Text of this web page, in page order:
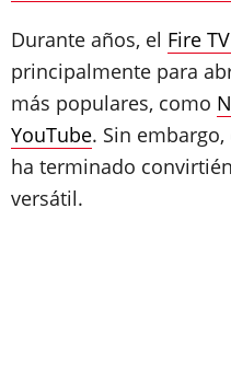
Durante años, el Fire
principalmente para
más populares, como
YouTube. Sin
ha terminado
versátil.